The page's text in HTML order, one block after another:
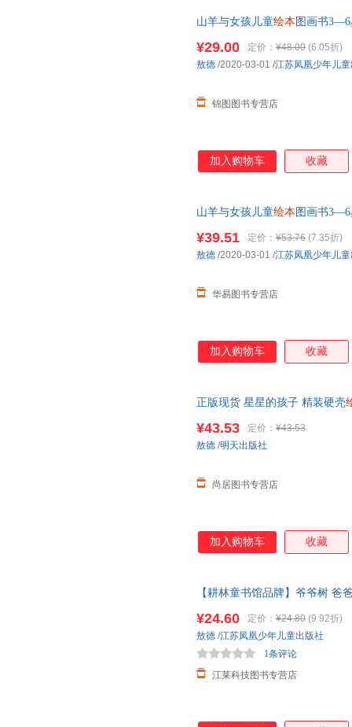
山羊与女孩儿童绘本 图画书3—6
¥29.00 定价： ¥48.00 (6.05折)
锦图图书专营店
敖德 /2020-03-01 /江苏凤凰少年儿
加入购物车 收藏
山羊与女孩儿童绘本 图画书3—6
¥39.51 定价： ¥53.76 (7.35折)
华易图书专营店
敖德 /2020-03-01 /江苏凤凰少年儿
加入购物车 收藏
正版现货 星星的孩子 精装硬壳
¥43.53 定价： ¥43.53
尚居图书专营店
敖德 /明天出版社
加入购物车 收藏
【耕林童书馆品牌】爷爷树 爸
¥24.60 定价： ¥24.80 (9.92折)
江莱科技图书专营店
1条评论
敖德 /江苏凤凰少年儿童出版社